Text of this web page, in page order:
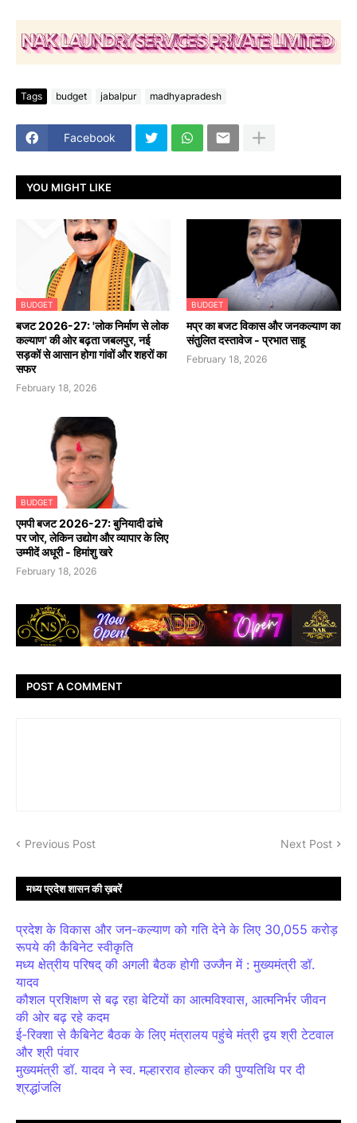
Tags budget jabalpur madhyapradesh
Facebook
YOU MIGHT LIKE
BUDGET
बजट 2026-27: 'लोक निर्माण से लोक
कल्याण' की ओर बढ़ता जबलपुर, नई
सड़कों से आसान होगा गांवों और शहरों का
सफर
February 18, 2026
BUDGET
मप्र का बजट विकास और जनकल्याण का
संतुलित दस्तावेज - प्रभात साहू
February 18, 2026
BUDGET
एमपी बजट 2026-27: बुनियादी ढांचे
पर जोर, लेकिन उद्योग और व्यापार के लिए
उम्मीदें अधूरी - हिमांशु खरे
February 18, 2026
POST A COMMENT
Previous Post Next Post
मध्य प्रदेश शासन की ख़बरें
प्रदेश के विकास और जन-कल्याण को गति देने के लिए 30,055 करोड़
रूपये की कैबिनेट स्वीकृति
मध्य क्षेत्रीय परिषद् की अगली बैठक होगी उज्जैन में : मुख्यमंत्री डॉ.
यादव
कौशल प्रशिक्षण से बढ़ रहा बेटियों का आत्मविश्वास, आत्मनिर्भर जीवन
की ओर बढ़ रहे कदम
ई-रिक्शा से कैबिनेट बैठक के लिए मंत्रालय पहुंचे मंत्री द्वय श्री टेटवाल
और श्री पंवार
मुख्यमंत्री डॉ. यादव ने स्व. मल्हारराव होल्कर की पुण्यतिथि पर दी
श्रद्धांजलि